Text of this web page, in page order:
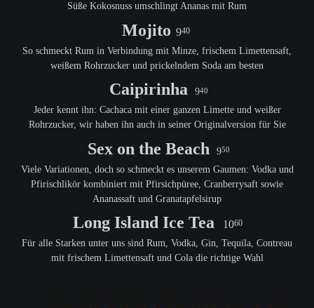
Süße Kokosnuss umschlingt Ananas mit Rum
Mojito 940
So schmeckt Rum in Verbindung mit Minze, frischem Limettensaft,
weißem Rohrzucker und prickelndem Soda am besten
Caipirinha 940
Jeder kennt ihn: Cachaca mit einer ganzen Limette und weißer
Rohrzucker, wir haben ihn auch in seiner Originalversion für Sie
Sex on the Beach 950
Viele Variationen, doch so schmeckt es unserem Gaumen: Vodka und
Pfirischlikör kombiniert mit Pfirsichpüree, Cranberrysaft sowie
Ananassaft und Granatapfelsirup
Long Island Ice Tea 1060
Für alle Starken unter uns sind Rum, Vodka, Gin, Tequila, Contreau
mit frischem Limettensaft und Cola die richtige Wahl